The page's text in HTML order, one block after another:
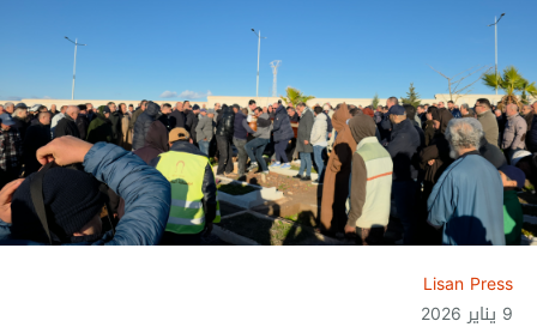
Lisan Press
9 يناير 2026